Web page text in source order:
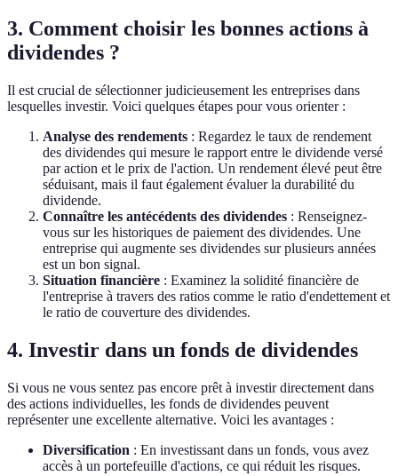
3. Comment choisir les bonnes actions à
dividendes ?
Il est crucial de sélectionner judicieusement les entreprises dans
lesquelles investir. Voici quelques étapes pour vous orienter :
Analyse des rendements : Regardez le taux de rendement
des dividendes qui mesure le rapport entre le dividende versé
par action et le prix de l'action. Un rendement élevé peut être
séduisant, mais il faut également évaluer la durabilité du
dividende.
Connaître les antécédents des dividendes : Renseignez-
vous sur les historiques de paiement des dividendes. Une
entreprise qui augmente ses dividendes sur plusieurs années
est un bon signal.
Situation financière : Examinez la solidité financière de
l'entreprise à travers des ratios comme le ratio d'endettement et
le ratio de couverture des dividendes.
4. Investir dans un fonds de dividendes
Si vous ne vous sentez pas encore prêt à investir directement dans
des actions individuelles, les fonds de dividendes peuvent
représenter une excellente alternative. Voici les avantages :
Diversification : En investissant dans un fonds, vous avez
accès à un portefeuille d'actions, ce qui réduit les risques.